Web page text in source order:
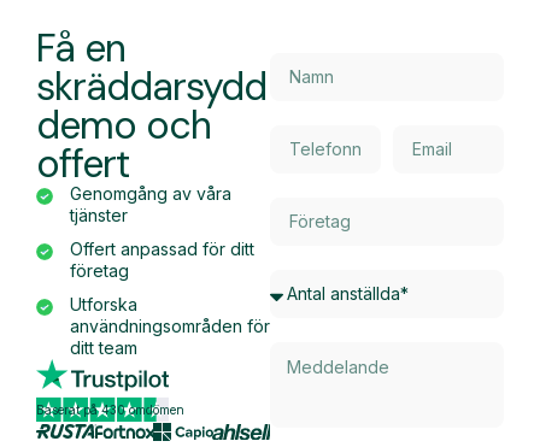
Få en
skräddarsydd
demo och
offert
Genomgång av våra
tjänster
Offert anpassad för ditt
företag
Utforska
användningsområden för
ditt team
Baserat på 430 omdömen